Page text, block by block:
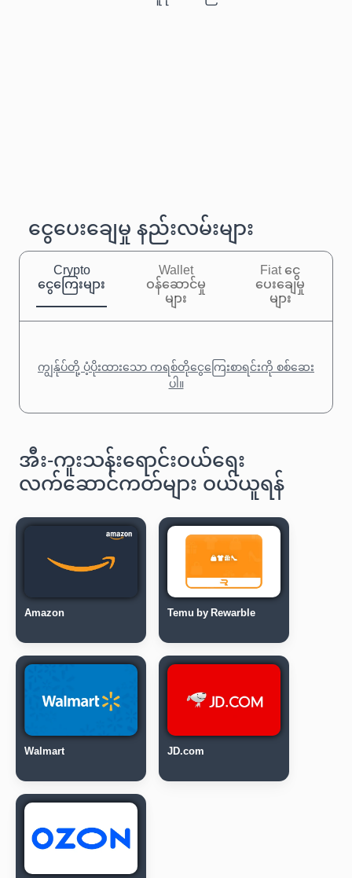
ငွေပေးချေမှု နည်းလမ်းများ
Crypto
ငွေကြေးများ
Wallet
ဝန်ဆောင်မှု
များ
Fiat ငွေ
ပေးချေမှု
များ
ကျွန်ုပ်တို့ ပံ့ပိုးထားသော ကရစ်တိုငွေကြေးစာရင်းကို စစ်ဆေး
ပါ။
အီး-ကူးသန်းရောင်းဝယ်ရေး
လက်ဆောင်ကတ်များ ဝယ်ယူရန်
Amazon Temu by Rewarble
Walmart JD.com